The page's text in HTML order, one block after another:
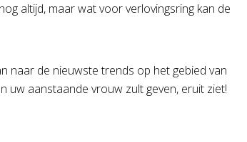
altijd, maar wat voor verlovingsring kan de
naar de nieuwste trends op het gebied van
uw aanstaande vrouw zult geven, eruit ziet!